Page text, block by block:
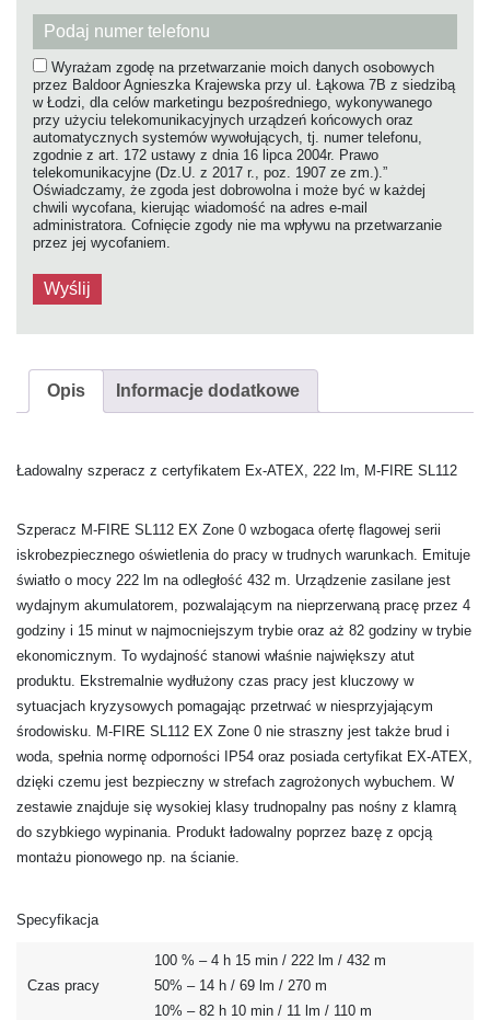
Wyrażam zgodę na przetwarzanie moich danych osobowych
przez Baldoor Agnieszka Krajewska przy ul. Łąkowa 7B z siedzibą
w Łodzi, dla celów marketingu bezpośredniego, wykonywanego
przy użyciu telekomunikacyjnych urządzeń końcowych oraz
automatycznych systemów wywołujących, tj. numer telefonu,
zgodnie z art. 172 ustawy z dnia 16 lipca 2004r. Prawo
telekomunikacyjne (Dz.U. z 2017 r., poz. 1907 ze zm.).”
Oświadczamy, że zgoda jest dobrowolna i może być w każdej
chwili wycofana, kierując wiadomość na adres e-mail
administratora. Cofnięcie zgody nie ma wpływu na przetwarzanie
przez jej wycofaniem.
Opis Informacje dodatkowe
Ładowalny szperacz z certyfikatem Ex-ATEX, 222 lm, M-FIRE SL112
Szperacz M-FIRE SL112 EX Zone 0 wzbogaca ofertę flagowej serii
iskrobezpiecznego oświetlenia do pracy w trudnych warunkach. Emituje
światło o mocy 222 lm na odległość 432 m. Urządzenie zasilane jest
wydajnym akumulatorem, pozwalającym na nieprzerwaną pracę przez 4
godziny i 15 minut w najmocniejszym trybie oraz aż 82 godziny w trybie
ekonomicznym. To wydajność stanowi właśnie największy atut
produktu. Ekstremalnie wydłużony czas pracy jest kluczowy w
sytuacjach kryzysowych pomagając przetrwać w niesprzyjającym
środowisku. M-FIRE SL112 EX Zone 0 nie straszny jest także brud i
woda, spełnia normę odporności IP54 oraz posiada certyfikat EX-ATEX,
dzięki czemu jest bezpieczny w strefach zagrożonych wybuchem. W
zestawie znajduje się wysokiej klasy trudnopalny pas nośny z klamrą
do szybkiego wypinania. Produkt ładowalny poprzez bazę z opcją
montażu pionowego np. na ścianie.
Specyfikacja
Czas pracy
100 % – 4 h 15 min / 222 lm / 432 m
50% – 14 h / 69 lm / 270 m
10% – 82 h 10 min / 11 lm / 110 m